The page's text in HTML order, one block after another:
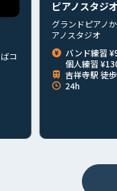
ピアノスタジオノ
グランドピアノから
アノスタジオ
バンド練習 ¥900
個人練習 ¥1300～
吉祥寺駅 徒歩5分
24h